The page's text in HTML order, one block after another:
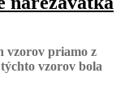
vzorov priamo z
vzorov bola